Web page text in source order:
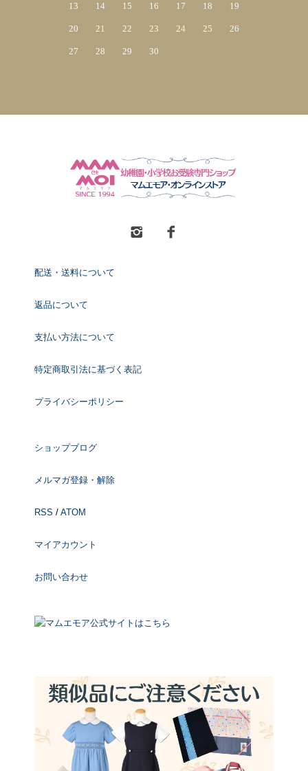
13 14 15 16 17 18 19
20 21 22 23 24 25 26
27 28 29 30
配送・送料について
返品について
支払い方法について
特定商取引法に基づく表記
プライバシーポリシー
ショップブログ
メルマガ登録・解除
RSS / ATOM
マイアカウント
お問い合わせ
マムエモア公式サイトはこちら